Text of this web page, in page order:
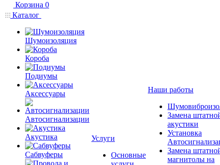
Корзина 0
Каталог
Шумоизоляция
Короба
Подиумы
Аксессуары
Автосигнализации
Акустика
Сабвуферы
Услуги
Основные
Наши работы
Замена
акустики
Установка
Замена
магнитолы на